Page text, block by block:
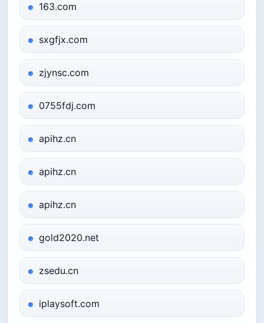
163.com
sxgfjx.com
zjynsc.com
0755fdj.com
apihz.cn
apihz.cn
apihz.cn
gold2020.net
zsedu.cn
iplaysoft.com